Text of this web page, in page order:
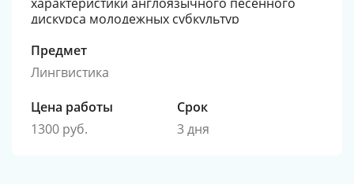
дискурса молодежных субкультур
Предмет
Лингвистика
Цена работы
1300 руб.
Срок
3 дня